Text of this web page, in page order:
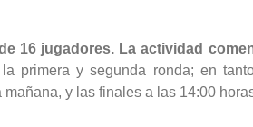
16 jugadores. La actividad
primera y segunda ronda; en
y las finales a las 14:00